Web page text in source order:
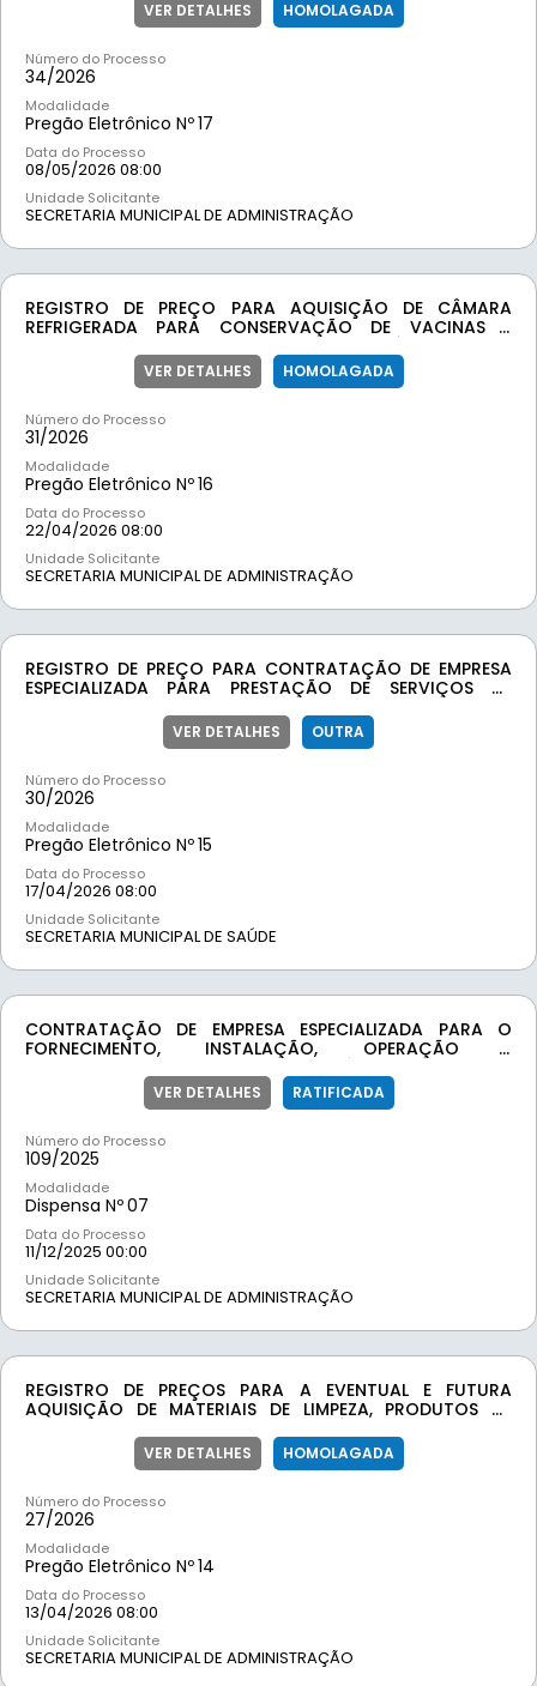
SECRETARIAS DA PREFEITURA MUNICIPAL DE MOEDAMG,
VISANDO GARANTIR O FORNECIMENTO ADEQUADO DE
INSTITUCIONAIS E DEMAIS DEMANDAS ADMINISTRATIVAS.
VER DETALHES HOMOLAGADA
Número do Processo
34/2026
Modalidade
Pregão Eletrônico Nº17
Data do Processo
08/05/2026 08:00
Unidade Solicitante
SECRETARIA MUNICIPAL DE ADMINISTRAÇÃO
REGISTRO DE PREÇO PARA AQUISIÇÃO DE CÂMARA
REFRIGERADA PARA CONSERVAÇÃO DE VACINAS E
DA SECRETARIA MUNICIPAL DE SAÚDE DA PREFEITURA
MUNICIPAL DE MOEDA, GARANTINDO O ADEQUADO
CONDIÇÕES CONTROLADAS DE TEMPERATURA.
VER DETALHES HOMOLAGADA
Número do Processo
31/2026
Modalidade
Pregão Eletrônico Nº16
Data do Processo
22/04/2026 08:00
Unidade Solicitante
SECRETARIA MUNICIPAL DE ADMINISTRAÇÃO
REGISTRO DE PREÇO PARA CONTRATAÇÃO DE EMPRESA
ESPECIALIZADA PARA PRESTAÇÃO DE SERVIÇOS DE
EQUIPAMENTO DE RAIO-X E IMPRESSORA DE RAIO-X, BEM
COMO PARA O FORNECIMENTO DE FILMES RADIOLÓGICOS,
SECRETARIA MUNICIPAL DE SAÚDE DO MUNICÍPIO DE
MOEDA/MG
VER DETALHES OUTRA
Número do Processo
30/2026
Modalidade
Pregão Eletrônico Nº15
Data do Processo
17/04/2026 08:00
Unidade Solicitante
SECRETARIA MUNICIPAL DE SAÚDE
CONTRATAÇÃO DE EMPRESA ESPECIALIZADA PARA O
FORNECIMENTO, INSTALAÇÃO, OPERAÇÃO E
MÃO DE OBRA, DESTINADO À DECORAÇÃO ARTÍSTICA E
CENOGRÁFICA DA ILUMINAÇÃO PÚBLICA NATALINA DO
VER DETALHES RATIFICADA
Número do Processo
109/2025
Modalidade
Dispensa Nº07
Data do Processo
11/12/2025 00:00
Unidade Solicitante
SECRETARIA MUNICIPAL DE ADMINISTRAÇÃO
REGISTRO DE PREÇOS PARA A EVENTUAL E FUTURA
AQUISIÇÃO DE MATERIAIS DE LIMPEZA, PRODUTOS DE
CORRELATOS, DESTINADOS AO ATENDIMENTO DAS
NECESSIDADES DA SECRETARIA MUNICIPAL DE
PREFEITURA MUNICIPAL DE MOEDA/MG.
VER DETALHES HOMOLAGADA
Número do Processo
27/2026
Modalidade
Pregão Eletrônico Nº14
Data do Processo
13/04/2026 08:00
Unidade Solicitante
SECRETARIA MUNICIPAL DE ADMINISTRAÇÃO